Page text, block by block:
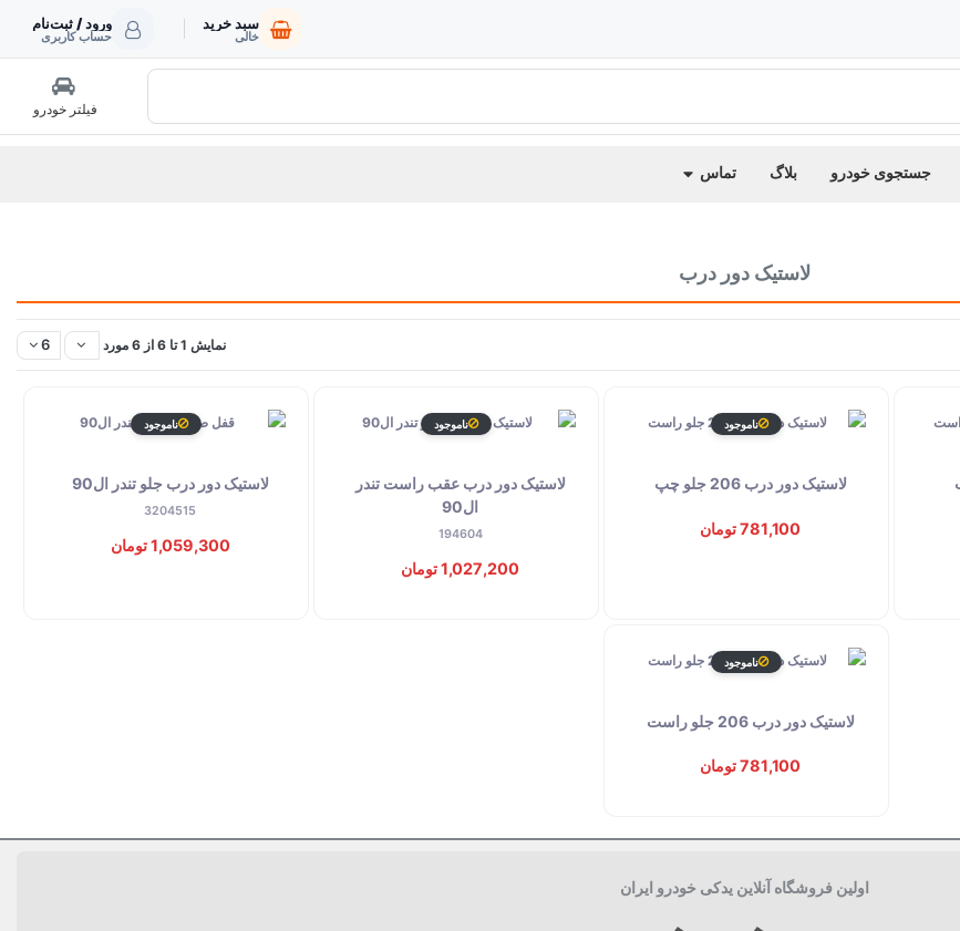
سبد خرید
خالی
ورود / ثبت‌نام
حساب کاربری
فیلتر خودرو
جستجوی خودرو بلاگ تماس
لاستیک دور درب
نمایش 1 تا 6 از 6 مورد 6
ناموجود
لاستیک دور درب 206 جلو چپ
781,100 تومان
ناموجود
لاستیک دور درب عقب راست تندر
ال90
194604
1,027,200 تومان
ناموجود
لاستیک دور درب جلو تندر ال90
3204515
1,059,300 تومان
ناموجود
لاستیک دور درب 206 جلو راست
781,100 تومان
اولین فروشگاه آنلاین یدکی خودرو ایران